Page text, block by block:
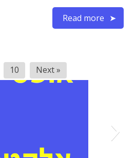
Read more
10 Next »